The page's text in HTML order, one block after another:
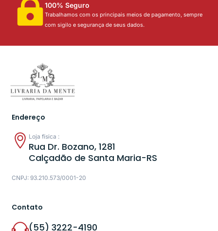
100% Seguro
Trabalhamos com os principais meios de pagamento, sempre
com sigilo e segurança de seus dados.
Endereço
Loja física :
Rua Dr. Bozano, 1281
Calçadão de Santa Maria-RS
CNPJ: 93.210.573/0001-20
Contato
(55) 3222-4190